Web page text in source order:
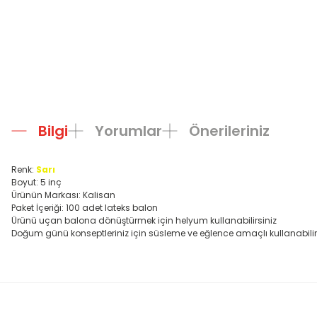
Bilgi Yorumlar Önerileriniz
Renk: Sarı
Boyut: 5 inç
Ürünün Markası: Kalisan
Paket İçeriği: 100 adet lateks balon
Ürünü uçan balona dönüştürmek için helyum kullanabilirsiniz
Doğum günü konseptleriniz için süsleme ve eğlence amaçlı